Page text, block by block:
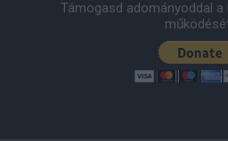
Támogasd adományoddal a